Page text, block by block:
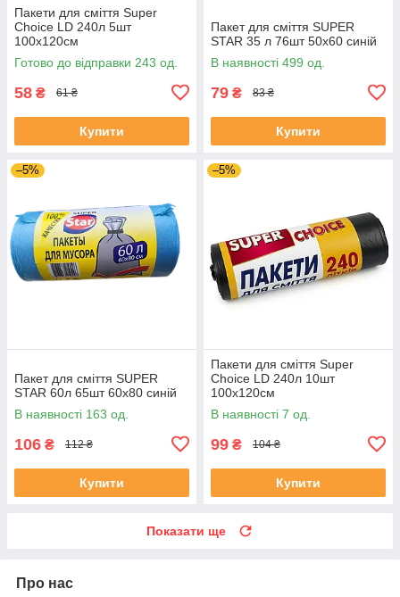
Пакети для сміття Super
Choice LD 240л 5шт
100х120см
Готово до відправки 243 од.
58 ₴ 61 ₴
Купити
Пакет для сміття SUPER
STAR 35 л 76шт 50х60 синій
В наявності 499 од.
79 ₴ 83 ₴
Купити
–5%
Пакет для сміття SUPER
STAR 60л 65шт 60х80 синій
В наявності 163 од.
106 ₴ 112 ₴
Купити
–5%
Пакети для сміття Super
Choice LD 240л 10шт
100х120см
В наявності 7 од.
99 ₴ 104 ₴
Купити
Показати ще
Про нас